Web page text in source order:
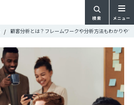
検索 メニュー
顧客分析とは？フレームワークや分析方法もわかりや